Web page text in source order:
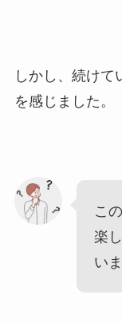
しかし、続けて
を感じました。
こ
楽
い